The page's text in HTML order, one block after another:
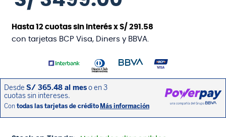
Hasta12 cuotas sin interés xS/ 291.58
con tarjetas BCP Visa, Diners y BBVA.